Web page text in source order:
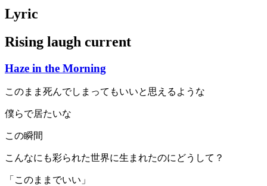
Lyric
Rising laugh current
Haze in the Morning
このまま死んでしまってもいいと思えるような
僕らで居たいな
この瞬間
こんなにも彩られた世界に生まれたのにどうして？
「このままでいい」